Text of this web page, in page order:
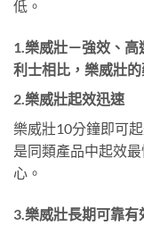
低。
1.樂威壯－強效、
利士相比，樂威壯
2.樂威壯起效迅速
樂威壯10分鐘即可
是同類產品中起效
心。
3.樂威壯長期可靠有